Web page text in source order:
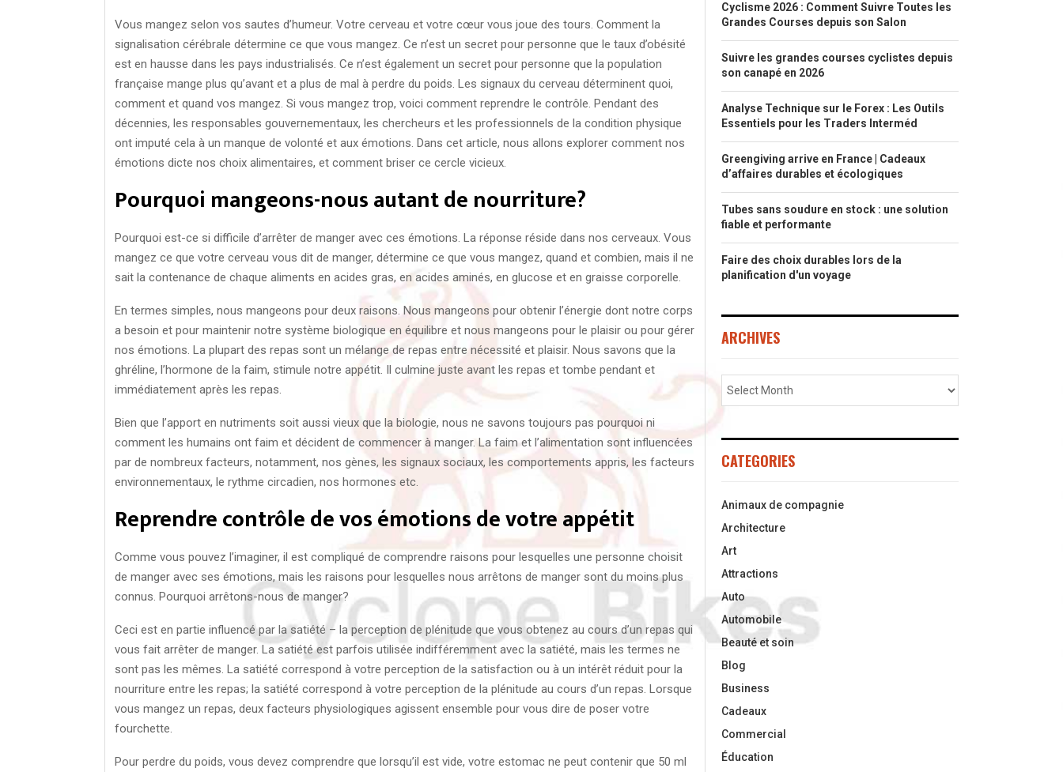
Vous mangez selon vos sautes d’humeur. Votre cerveau et votre cœur vous joue des tours. Comment la
signalisation cérébrale détermine ce que vous mangez. Ce n’est un secret pour personne que le taux d’obésité
est en hausse dans les pays industrialisés. Ce n’est également un secret pour personne que la population
française mange plus qu’avant et a plus de mal à perdre du poids. Les signaux du cerveau déterminent quoi,
comment et quand vos mangez. Si vous mangez trop, voici comment reprendre le contrôle. Pendant des
décennies, les responsables gouvernementaux, les chercheurs et les professionnels de la condition physique
ont imputé cela à un manque de volonté et aux émotions. Dans cet article, nous allons explorer comment nos
émotions dicte nos choix alimentaires, et comment briser ce cercle vicieux.
Pourquoi mangeons-nous autant de nourriture?
Pourquoi est-ce si difficile d’arrêter de manger avec ces émotions. La réponse réside dans nos cerveaux. Vous
mangez ce que votre cerveau vous dit de manger, détermine ce que vous mangez, quand et combien, mais il ne
sait la contenance de chaque aliments en acides gras, en acides aminés, en glucose et en graisse corporelle.
En termes simples, nous mangeons pour deux raisons. Nous mangeons pour obtenir l’énergie dont notre corps
a besoin et pour maintenir notre système biologique en équilibre et nous mangeons pour le plaisir ou pour gérer
nos émotions. La plupart des repas sont un mélange de repas entre nécessité et plaisir. Nous savons que la
ghréline, l’hormone de la faim, stimule notre appétit. Il culmine juste avant les repas et tombe pendant et
immédiatement après les repas.
Bien que l’apport en nutriments soit aussi vieux que la biologie, nous ne savons toujours pas pourquoi ni
comment les humains ont faim et décident de commencer à manger. La faim et l’alimentation sont influencées
par de nombreux facteurs, notamment, nos gènes, les signaux sociaux, les comportements appris, les facteurs
environnementaux, le rythme circadien, nos hormones etc.
Reprendre contrôle de vos émotions de votre appétit
Comme vous pouvez l’imaginer, il est compliqué de comprendre raisons pour lesquelles une personne choisit
de manger avec ses émotions, mais les raisons pour lesquelles nous arrêtons de manger sont du moins plus
connus. Pourquoi arrêtons-nous de manger?
Ceci est en partie influencé par la satiété – la perception de plénitude que vous obtenez au cours d’un repas qui
vous fait arrêter de manger. La satiété est parfois utilisée indifféremment avec la satiété, mais les termes ne
sont pas les mêmes. La satiété correspond à votre perception de la satisfaction ou à un intérêt réduit pour la
nourriture entre les repas; la satiété correspond à votre perception de la plénitude au cours d’un repas. Lorsque
vous mangez un repas, deux facteurs physiologiques agissent ensemble pour vous dire de poser votre
fourchette.
Pour perdre du poids, vous devez comprendre que lorsqu’il est vide, votre estomac ne peut contenir que 50 ml
Cyclisme 2026 : Comment Suivre Toutes les
Grandes Courses depuis son Salon
Suivre les grandes courses cyclistes depuis
son canapé en 2026
Analyse Technique sur le Forex : Les Outils
Essentiels pour les Traders Interméd
Greengiving arrive en France | Cadeaux
d’affaires durables et écologiques
Tubes sans soudure en stock : une solution
fiable et performante
Faire des choix durables lors de la
planification d'un voyage
ARCHIVES
CATEGORIES
Animaux de compagnie
Architecture
Art
Attractions
Auto
Automobile
Beauté et soin
Blog
Business
Cadeaux
Commercial
Éducation